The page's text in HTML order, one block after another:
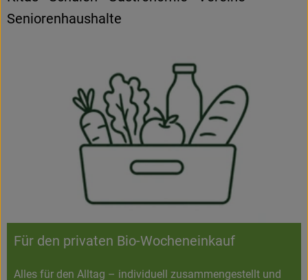
Seniorenhaushalte
Für den privaten Bio-Wocheneinkauf
Alles für den Alltag – individuell zusammengestellt und